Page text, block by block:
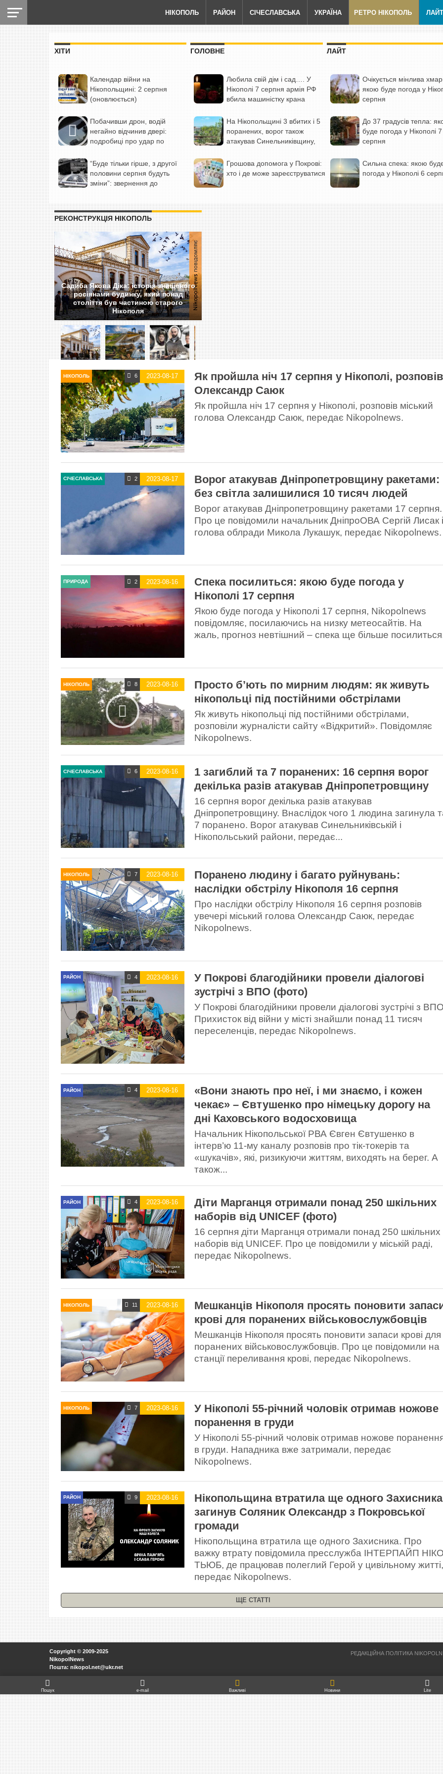
НІКОПОЛЬ РАЙОН СІЧЕСЛАВСЬКА УКРАЇНА РЕТРО НІКОПОЛЬ ЛАЙТ
ХІТИ
Календар війни на
Нікопольщині: 2 серпня
(оновлюється)
Побачивши дрон, водій
негайно відчинив двері:
подробиці про удар по
відео після атаки
оприлюднили у поліції
“Буде тільки гірше, з другої
половини серпня будуть
зміни”: звернення до
ГОЛОВНЕ
Любила свій дім і сад…. У
Нікополі 7 серпня армія РФ
вбила машиністку крана
На Нікопольщині 3 вбитих і 5
поранених, ворог також
атакував Синельниківщину,
Дніпровський райони (фото)
Грошова допомога у Покрові:
хто і де може зареєструватися
ЛАЙТ
Очікується мінлива
якою буде погода у
серпня
До 37 градусів тепла:
буде погода у Нікополі 7
серпня
Сильна спека: якою
погода у Нікополі 6
РЕКОНСТРУКЦІЯ НІКОПОЛЬ
Садиба Якова Діка: історія знищеного
росіянами будинку, який понад
століття був частиною старого
Нікополя
НІКОПОЛЬ 2023-08-17
6
Як пройшла ніч 17 серпня у Нікополі,
Олександр Саюк
Як пройшла ніч 17 серпня у Нікополі, розповів міський
голова Олександр Саюк, передає Nikopolnews.
СІЧЕСЛАВСЬКА 2023-08-17
2
Ворог атакував Дніпропетровщину ракетами:
без світла залишилися 10 тисяч людей
Ворог атакував Дніпропетровщину ракетами 17 серпня.
Про це повідомили начальник ДніпроОВА Сергій Лисак
голова облради Микола Лукашук, передає Nikopolnews.
ПРИРОДА 2023-08-16
2
Спека посилиться: якою буде погода у
Нікополі 17 серпня
Якою буде погода у Нікополі 17 серпня, Nikopolnews
повідомляє, посилаючись на низку метеосайтів. На
жаль, прогноз невтішний – спека ще більше
НІКОПОЛЬ 2023-08-16
8
Просто б’ють по мирним людям: як живуть
нікопольці під постійними обстрілами
Як живуть нікопольці під постійними обстрілами,
розповіли журналісти сайту «Відкритий». Повідомляє
Nikopolnews.
СІЧЕСЛАВСЬКА 2023-08-16
6
1 загиблий та 7 поранених: 16 серпня ворог
декілька разів атакував Дніпропетровщину
16 серпня ворог декілька разів атакував
Дніпропетровщину. Внаслідок чого 1 людина загинула
7 поранено. Ворог атакував Синельниківській і
Нікопольський райони, передає...
НІКОПОЛЬ 2023-08-16
7
Поранено людину і багато руйнувань:
наслідки обстрілу Нікополя 16 серпня
Про наслідки обстрілу Нікополя 16 серпня розповів
увечері міський голова Олександр Саюк, передає
Nikopolnews.
РАЙОН 2023-08-16
4
У Покрові благодійники провели діалогові
зустрічі з ВПО (фото)
У Покрові благодійники провели діалогові зустрічі з
Прихисток від війни у місті знайшли понад 11 тисяч
переселенців, передає Nikopolnews.
РАЙОН 2023-08-16
4
«Вони знають про неї, і ми знаємо, і кожен
чекає» – Євтушенко про німецьку дорогу на
дні Каховського водосховища
Начальник Нікопольської РВА Євген Євтушенко в
інтерв’ю 11-му каналу розповів про тік-токерів та
«шукачів», які, ризикуючи життям, виходять на берег. А
також...
РАЙОН 2023-08-16
4
Діти Марганця отримали понад 250 шкільних
наборів від UNICEF (фото)
16 серпня діти Марганця отримали понад 250 шкільних
наборів від UNICEF. Про це повідомили у міській раді,
передає Nikopolnews.
НІКОПОЛЬ 2023-08-16
11
Мешканців Нікополя просять поновити
крові для поранених військовослужбовців
Мешканців Нікополя просять поновити запаси крові для
поранених військовослужбовців. Про це повідомили на
станції переливання крові, передає Nikopolnews.
НІКОПОЛЬ 2023-08-16
7
У Нікополі 55-річний чоловік отримав ножове
поранення в груди
У Нікополі 55-річний чоловік отримав ножове
в груди. Нападника вже затримали, передає
Nikopolnews.
РАЙОН 2023-08-16
9
Нікопольщина втратила ще одного
загинув Соляник Олександр з Покровської
громади
Нікопольщина втратила ще одного Захисника. Про
важку втрату повідомила пресслужба ІНТЕРПАЙП
ТЬЮБ, де працював полеглий Герой у цивільному
передає Nikopolnews.
ЩЕ СТАТТІ
РЕДАКЦІЙНА ПОЛІТИКА
Copyright © 2009-2025
NikopolNews
Пошта: nikopol.net@ukr.net
Пошук e-mail Важливі Новини Lite